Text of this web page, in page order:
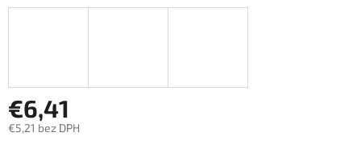
€6,41
€5,21 bez DPH